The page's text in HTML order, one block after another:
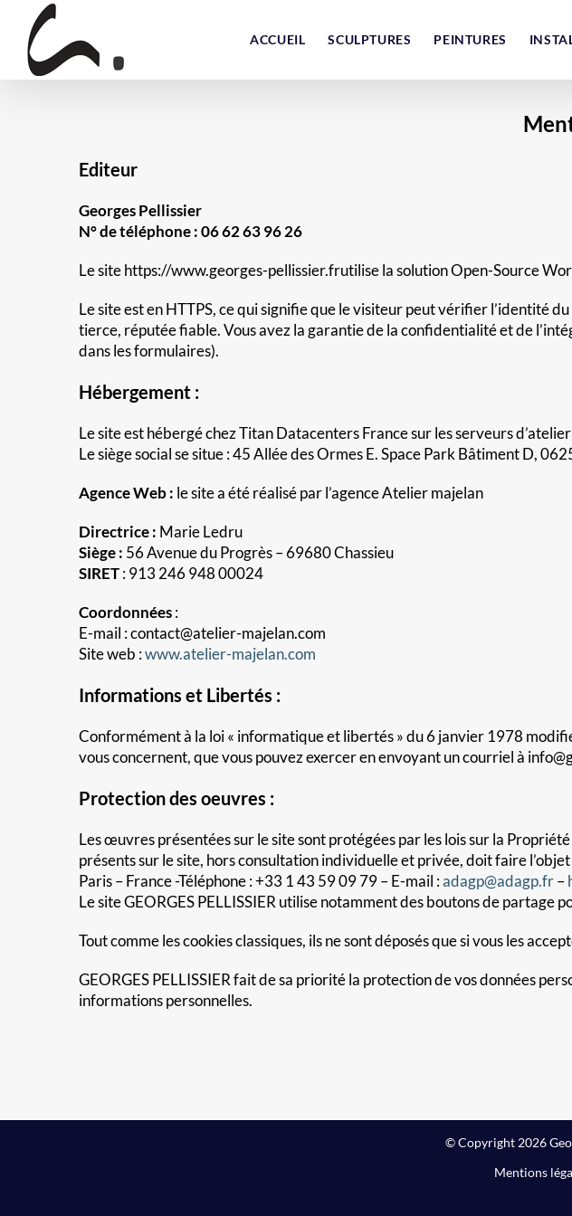
content
ACCUEIL SCULPTURES PEINTURES
Editeur
Georges Pellissier
N° de téléphone : 06 62 63 96 26
Le site https://www.georges-pellissier.frutilise la solution Open-Source
Le site est en HTTPS, ce qui signifie que le visiteur peut vérifier l’identité
tierce, réputée fiable. Vous avez la garantie de la confidentialité et de
dans les formulaires).
Hébergement :
Le site est hébergé chez Titan Datacenters France sur les serveurs
Le siège social se situe : 45 Allée des Ormes E. Space Park Bâtiment D,
Agence Web : le site a été réalisé par l’agence Atelier majelan
Directrice : Marie Ledru
Siège : 56 Avenue du Progrès – 69680 Chassieu
SIRET: 913 246 948 00024
Coordonnées:
E-mail : contact@atelier-majelan.com
Site web :www.atelier-majelan.com
Informations et Libertés :
Conformément à la loi « informatique et libertés » du 6 janvier 1978
vous concernent, que vous pouvez exercer en envoyant un courriel à
Protection des oeuvres :
Les œuvres présentées sur le site sont protégées par les lois sur la
présents sur le site, hors consultation individuelle et privée, doit faire
Paris – France -Téléphone : +33 1 43 59 09 79 – E-mail :adagp@adagp.fr–
Le site GEORGES PELLISSIER utilise notamment des boutons de partage
Tout comme les cookies classiques, ils ne sont déposés que si vous les
GEORGES PELLISSIER fait de sa priorité la protection de vos données
informations personnelles.
© Copyright 2026
Mentions